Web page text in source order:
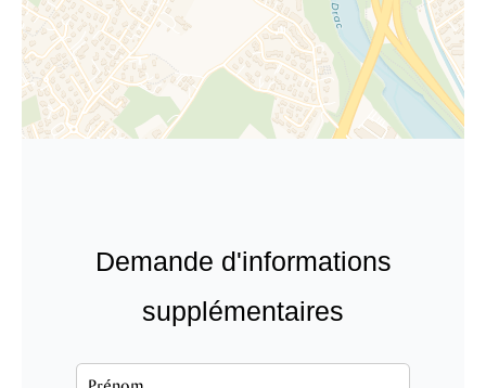
Demande d'informations
supplémentaires